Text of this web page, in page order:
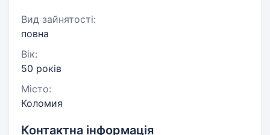
Вид зайнятості:
повна
Вік:
50 років
Місто:
Коломия
Контактна інформація